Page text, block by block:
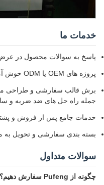
خدمات ما
پاسخ به سوالات محصول در عرض 12
پروژه های OEM یا ODM خوش آمدید
برش قالب سفارشی و طراحی
جمله راه حل های ضد ضربه و
خدمات جامع پس از فروش و
بسته بندی سفارشی و تحویل به
سوالات متداول
چگونه از Pufeng سفارش دهیم؟